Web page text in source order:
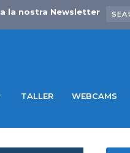
la nostra Newsletter
TALLER WEBCAMS